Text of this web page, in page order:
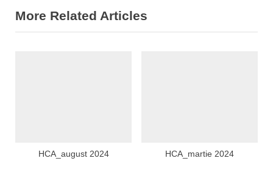
o
u
t
More Related Articles
HCA_august 2024 HCA_martie 2024